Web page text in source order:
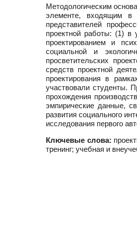
Методологическим
элементе, входящим в
представителей
проектной работы: (1) в
проектированием и
социальной и
просветительских
средств проектной
проектирования в
участвовали студенты.
прохождения
эмпирические данные,
развития социального
исследования первого
Ключевые слова:
тренинг; учебная и